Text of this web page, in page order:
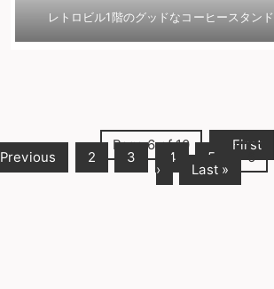
レトロビル1階のグッドなコーヒースタンド
Page 6 of 10 « First
Previous 2 3 4 5 6
› Last »